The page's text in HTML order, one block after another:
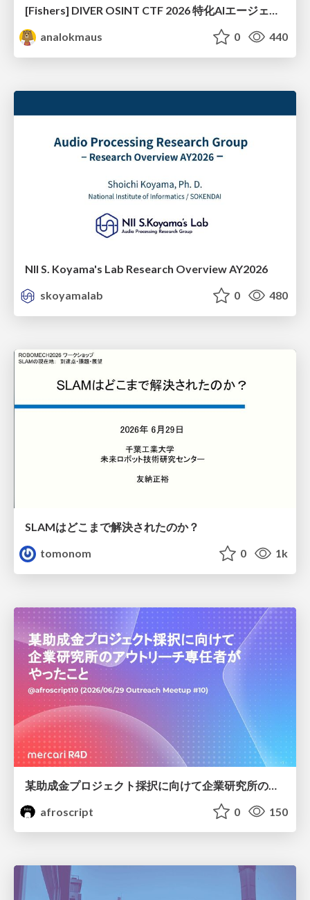
[Fishers] DIVER OSINT CTF 2026 特化AIエージェントハーネスで挑戦するOSINT CTF
analokmaus
0 440
NII S. Koyama's Lab Research Overview AY2026
skoyamalab
0 480
SLAMはどこまで解決されたのか？
tomonom
0 1k
afroscript
0 150